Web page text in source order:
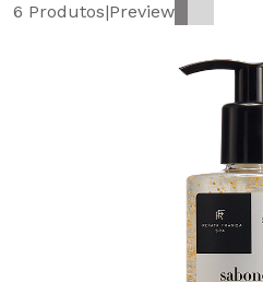
6 Produtos|Preview